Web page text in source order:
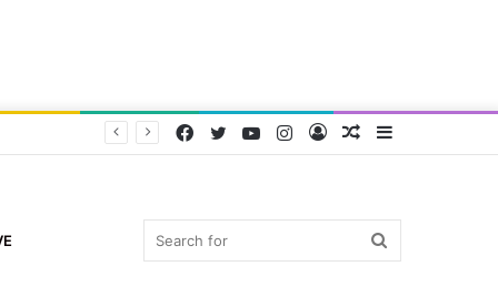
Random
Log
Instagram
YouTube
Twitter
Facebook